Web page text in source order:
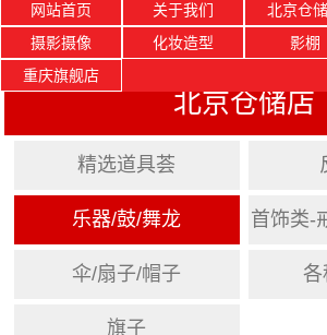
网站首页 关于我们 北京仓
摄影摄像
化妆造型 影棚
重庆旗舰店
北京仓储店
精选道具荟
乐器/鼓/舞龙 首饰类-
伞/扇子/帽子 各
旗子